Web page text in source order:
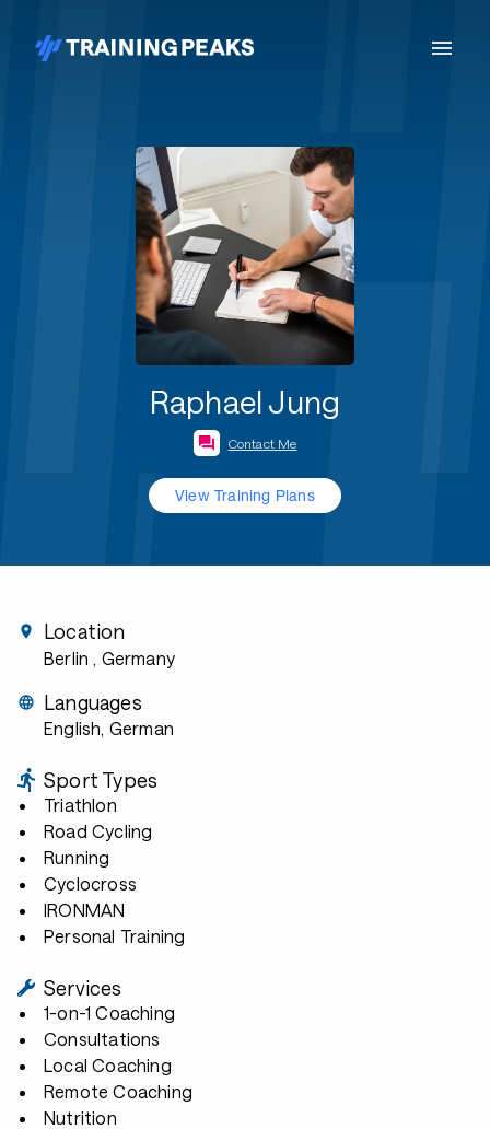
Raphael Jung
Contact Me
View Training Plans
Location
Berlin , Germany
Languages
English, German
Sport Types
Triathlon
Road Cycling
Running
Cyclocross
IRONMAN
Personal Training
Services
1-on-1 Coaching
Consultations
Local Coaching
Remote Coaching
Nutrition